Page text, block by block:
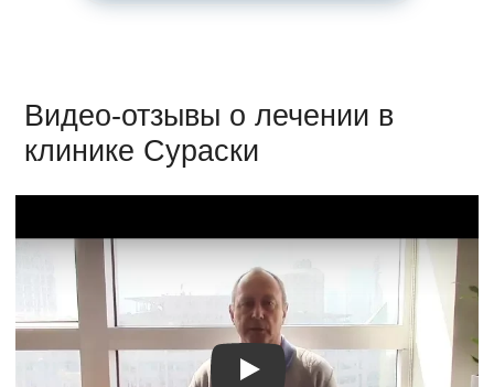
Видео-отзывы о лечении в
клинике Сураски
Видео о лечении